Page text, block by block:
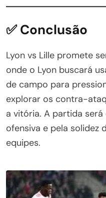
✅ Conclusão
Lyon vs Lille promete
onde o Lyon buscará
de campo para
explorar os contra-
a vitória. A partida
ofensiva e pela solidez
equipes.